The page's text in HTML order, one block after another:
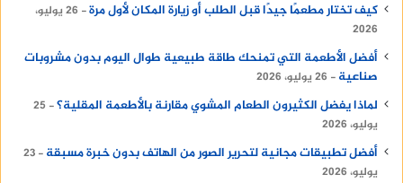
كيف تختار مطعمًا جيدًا قبل الطلب أو زيارة المكان لأول مرة
26 يوليو،
2026
أفضل الأطعمة التي تمنحك طاقة طبيعية طوال اليوم بدون مشروبات
صناعية
26 يوليو، 2026
لماذا يفضل الكثيرون الطعام المشوي مقارنة بالأطعمة المقلية؟
25
يوليو، 2026
أفضل تطبيقات مجانية لتحرير الصور من الهاتف بدون خبرة مسبقة
23
يوليو، 2026